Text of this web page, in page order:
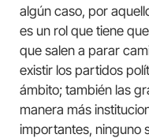
algún caso, por
es un rol que tiene
que salen a parar
existir los partidos
ámbito; también las
manera más
importantes, ninguno